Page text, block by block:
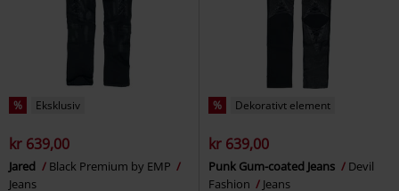
% Eksklusiv
kr 639,00
Jared
Black Premium by EMP
Jeans
% Dekorativt element
kr 639,00
Punk Gum-coated Jeans
Devil
Fashion
Jeans